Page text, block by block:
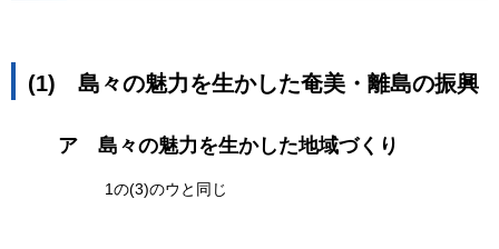
(1) 島々の魅力を生かした奄美・離島の振興
ア 島々の魅力を生かした地域づくり
1の(3)のウと同じ